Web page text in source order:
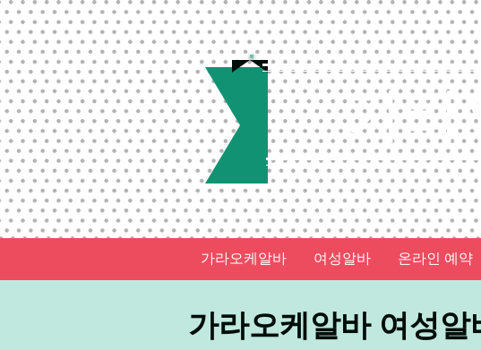
가
가라오케알바 여성알바 온라인 예약
가라오케알바 여성